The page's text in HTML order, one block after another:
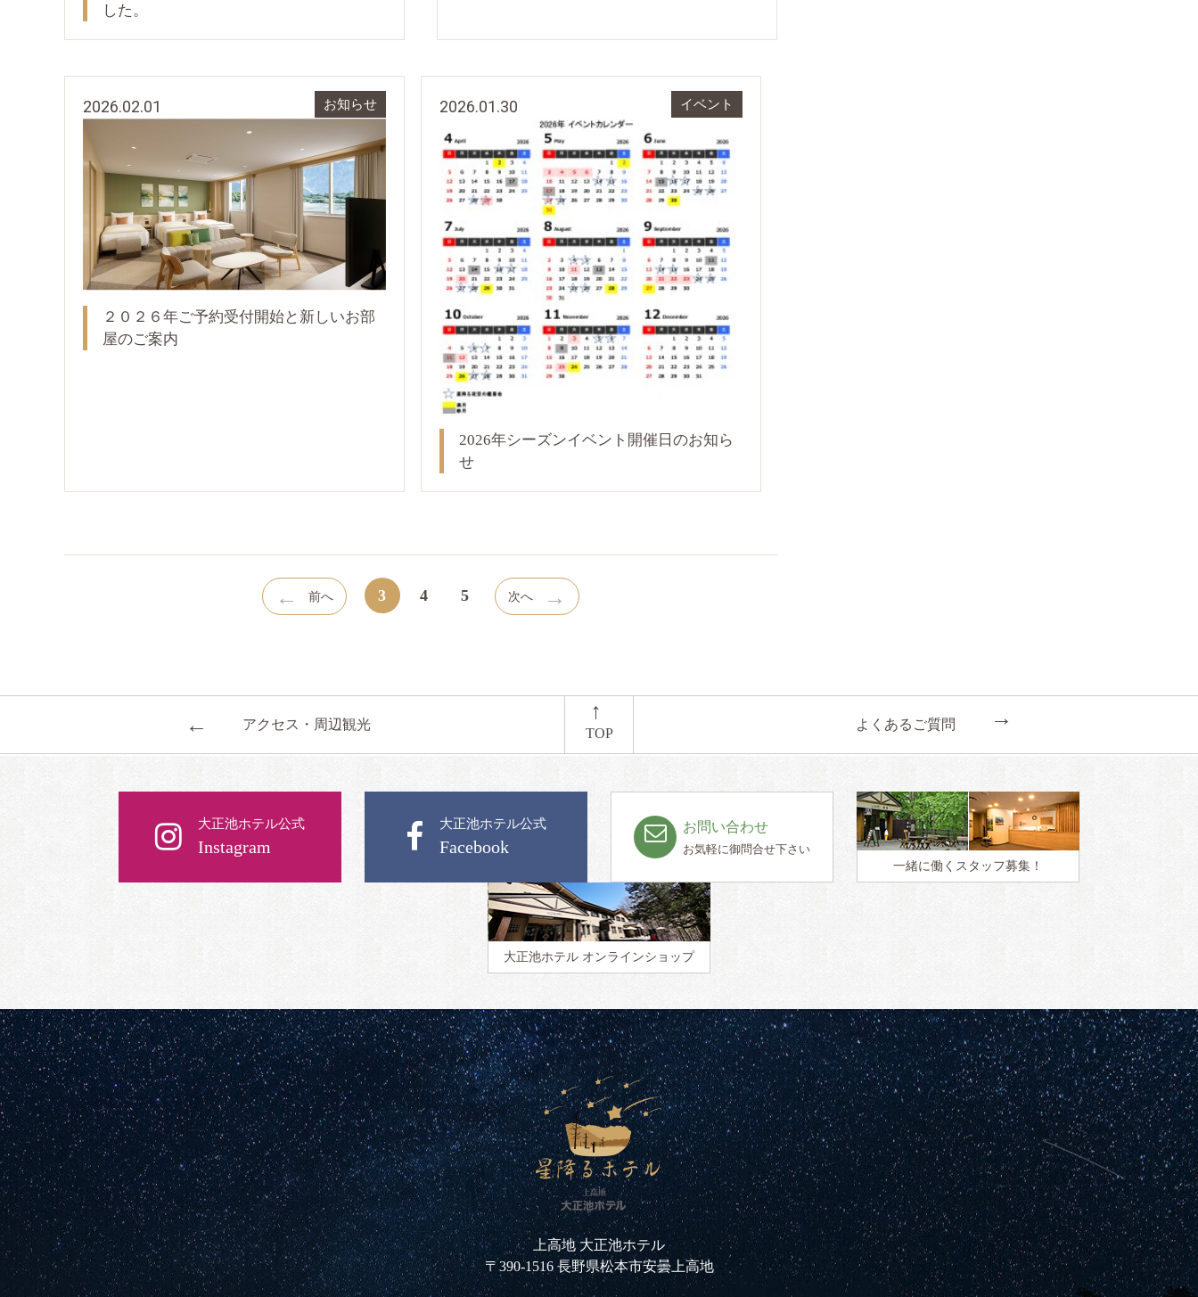
した。
2026.02.01 お知らせ
２０２６年ご予約受付開始と新しいお部
屋のご案内
2026.01.30 イベント
2026年シーズンイベント開催日のお知ら
せ
← 前へ 3 4 5 次へ →
← アクセス・周辺観光
←
TOP
よくあるご質問 ←
大正池ホテル公式
Instagram
大正池ホテル公式
Facebook
お問い合わせ
お気軽に御問合せ下さい
一緒に働く スタッフ募集！
大正池ホテル オンラインショップ
上高地 大正池ホテル
〒390-1516 長野県松本市安曇上高地